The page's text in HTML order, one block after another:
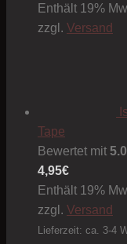
Enthält 19%
zzgl. Versand
Tape
Bewertet mit
4,95€
Enthält 19%
zzgl. Versand
Lieferzeit: ca. 3-4